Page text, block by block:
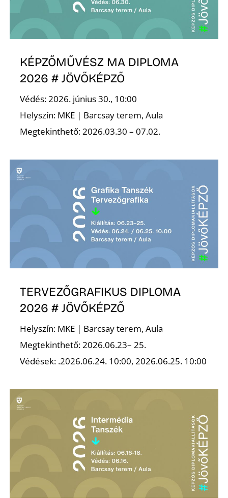
KÉPZŐMŰVÉSZ MA DIPLOMA
2026 # JÖVŐKÉPZŐ
Védés: 2026. június 30., 10:00
Helyszín: MKE | Barcsay terem, Aula
Megtekinthető: 2026.03.30 – 07.02.
TERVEZŐGRAFIKUS DIPLOMA
2026 # JÖVŐKÉPZŐ
Helyszín: MKE | Barcsay terem, Aula
Megtekinthető: 2026.06.23– 25.
Védések: .2026.06.24. 10:00, 2026.06.25. 10:00